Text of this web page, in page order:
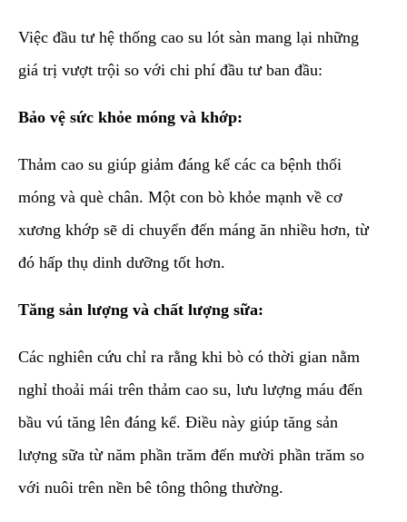
​Việc đầu tư hệ thống cao su lót sàn mang lại những
giá trị vượt trội so với chi phí đầu tư ban đầu:
Bảo vệ sức khỏe móng và khớp:
Thảm cao su giúp giảm đáng kể các ca bệnh thối
móng và què chân. Một con bò khỏe mạnh về cơ
xương khớp sẽ di chuyển đến máng ăn nhiều hơn, từ
đó hấp thụ dinh dưỡng tốt hơn.
Tăng sản lượng và chất lượng sữa:
Các nghiên cứu chỉ ra rằng khi bò có thời gian nằm
nghỉ thoải mái trên thảm cao su, lưu lượng máu đến
bầu vú tăng lên đáng kể. Điều này giúp tăng sản
lượng sữa từ năm phần trăm đến mười phần trăm so
với nuôi trên nền bê tông thông thường.